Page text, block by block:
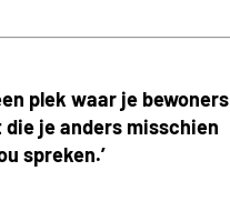
plek waar je bewoners
je anders misschien
spreken.’